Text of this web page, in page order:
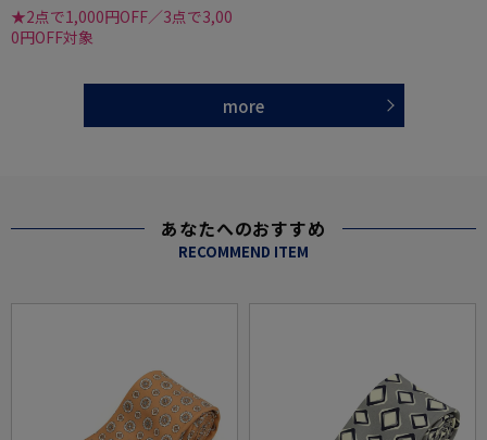
★2点で1,000円OFF／3点で3,00
0円OFF対象
more
あなたへのおすすめ
RECOMMEND ITEM